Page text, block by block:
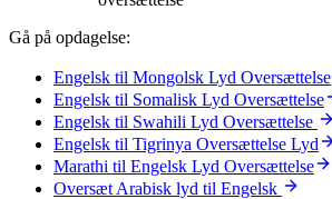
Gå på opdagelse:
Engelsk til Mongolsk Lyd Oversættelse
Engelsk til Somalisk Lyd Oversættelse
Engelsk til Swahili Lyd Oversættelse
Engelsk til Tigrinya Oversættelse Lyd
Marathi til Engelsk Lyd Oversættelse
Oversæt Arabisk lyd til Engelsk